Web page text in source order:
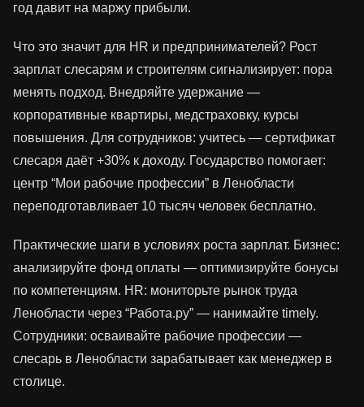
год давит на маржу прибыли.
Что это значит для HR и предпринимателей? Рост
зарплат слесарям и строителям сигнализирует: пора
менять подход. Внедряйте удержание —
корпоративные квартиры, медстраховку, курсы
повышения. Для сотрудников: учитесь — сертификат
слесаря даёт +30% к доходу. Государство помогает:
центр “Мои рабочие профессии” в Ленобласти
переподготавливает 10 тысяч человек бесплатно.
Практические шаги в условиях роста зарплат. Бизнес:
анализируйте фонд оплаты — оптимизируйте бонусы
по компетенциям. HR: мониторьте рынок труда
Ленобласти через “Работа.ру” — нанимайте timely.
Сотрудники: осваивайте рабочие профессии —
слесарь в Ленобласти зарабатывает как менеджер в
столице.